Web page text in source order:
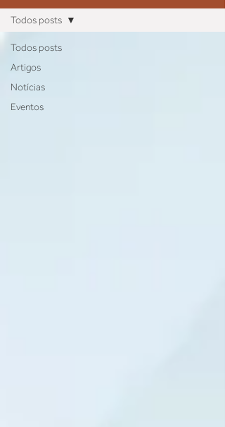
Todos posts
Artigos
Notícias
Eventos
Todos posts